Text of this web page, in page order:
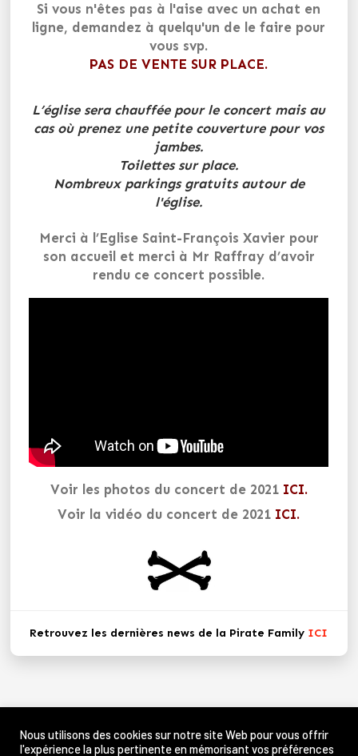
Si vous n'êtes pas à l'aise avec un achat en
ligne, demandez à quelqu'un de le faire pour
vous svp.
PAS DE VENTE SUR PLACE.
L’église sera chauffée pour le concert mais au
cas où prenez une petite couverture pour vos
jambes.
Toilettes sur place.
Nombreux parkings gratuits autour de
l'église.
Merci à l’Eglise Saint-François Xavier pour
son accueil et merci à Mr Raffray d’avoir
rendu ce concert possible.
Voir les photos du concert de 2021 ICI.
Voir la vidéo du concert de 2021 ICI.
Retrouvez les dernières news de la Pirate Family ICI
LA PIRATE FAMILY
Nous utilisons des cookies sur notre site Web pour vous offrir
l'expérience la plus pertinente en mémorisant vos préférences